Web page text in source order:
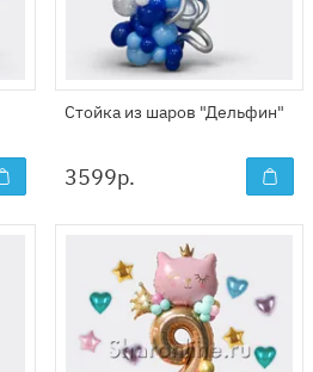
Стойка из шаров "Дельфин"
3599р.